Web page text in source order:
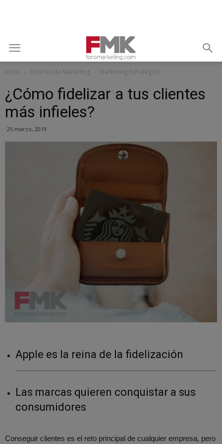
Inicio Noticias de Marketing Marketing Estratégico
¿Cómo fidelizar a tus clientes
más infieles?
25 marzo, 2019
Apple es la reina de la fidelización
Las marcas quieren conquistar a sus
consumidores
Conseguir clientes es el reto principal de cualquier empresa, pero